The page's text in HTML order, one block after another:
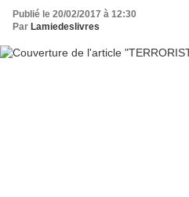
Publié le 20/02/2017 à 12:30
Par Lamiedeslivres